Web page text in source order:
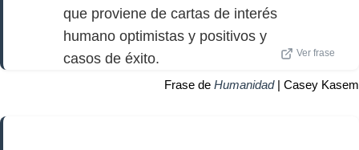
que proviene de cartas de interés
humano optimistas y positivos y
casos de éxito.
Ver frase
Frase de Humanidad| Casey Kasem